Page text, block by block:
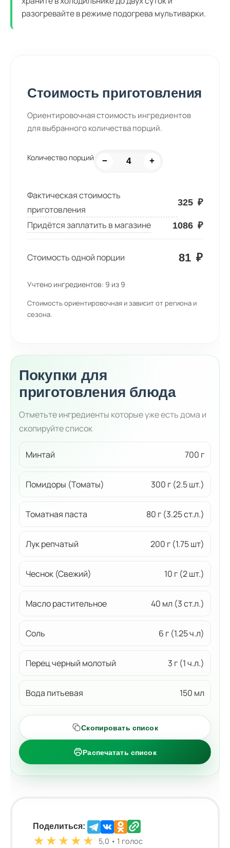
разогревайте в режиме подогрева мультиварки.
Стоимость приготовления
Ориентировочная стоимость ингредиентов
для выбранного количества порций.
Количество порций − +
Фактическая стоимость
приготовления
325 ₽
Придётся заплатить в магазине 1086 ₽
Стоимость одной порции 81 ₽
Учтено ингредиентов: 9 из 9
Стоимость ориентировочная и зависит от региона и
сезона.
Покупки для
приготовления блюда
Отметьте ингредиенты которые уже есть дома и
скопируйте список
Минтай 700 г
Помидоры (Томаты) 300 г (2.5 шт.)
Томатная паста 80 г (3.25 ст.л.)
Лук репчатый 200 г (1.75 шт)
Чеснок (Свежий) 10 г (2 шт.)
Масло растительное 40 мл (3 ст.л.)
Соль 6 г (1.25 ч.л)
Перец черный молотый 3 г (1 ч.л.)
Вода питьевая 150 мл
Скопировать список
Распечатать список
Поделиться:
★ ★ ★ ★ ★ 5,0 • 1 голос